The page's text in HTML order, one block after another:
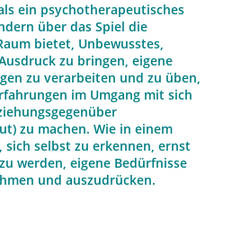
ein psychotherapeutisches
über das Spiel die
bietet, Unbewusstes,
zu bringen, eigene
zu verarbeiten und zu üben,
im Umgang mit sich
zu machen. Wie in einem
sich selbst zu erkennen, ernst
werden, eigene Bedürfnisse
und auszudrücken.